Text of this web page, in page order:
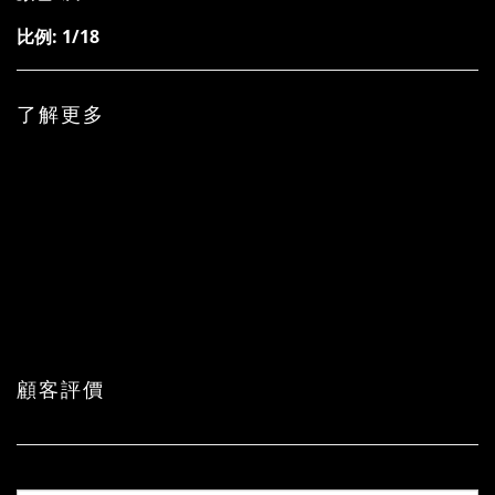
比例: 1/18
了解更多
顧客評價